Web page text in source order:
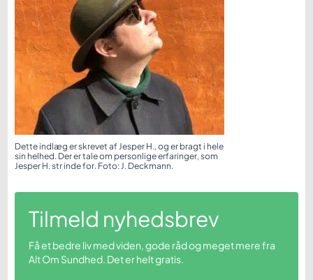
Dette indlæg er skrevet af Jesper H., og er bragt i hele
sin helhed. Der er tale om personlige erfaringer, som
Jesper H. str inde for. Foto: J. Deckmann.
Tilmeld nyhedsbrev
Få et bedre liv med viden, gode råd og meget mere fra
Alt Om Sundhed. Det er helt gratis.